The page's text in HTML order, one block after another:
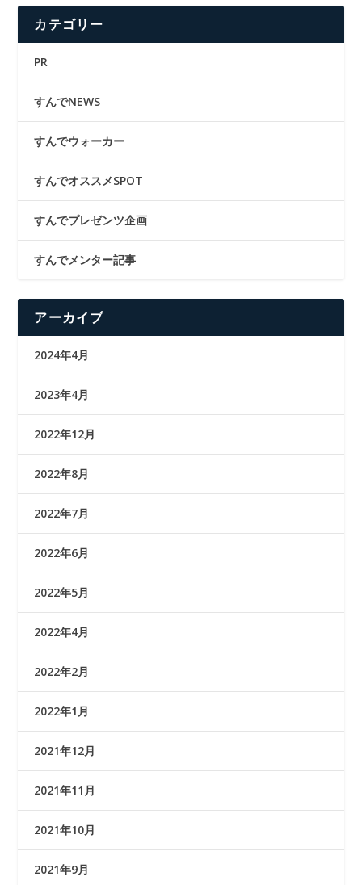
カテゴリー
PR
すんでNEWS
すんでウォーカー
すんでオススメSPOT
すんでプレゼンツ企画
すんでメンター記事
アーカイブ
2024年4月
2023年4月
2022年12月
2022年8月
2022年7月
2022年6月
2022年5月
2022年4月
2022年2月
2022年1月
2021年12月
2021年11月
2021年10月
2021年9月